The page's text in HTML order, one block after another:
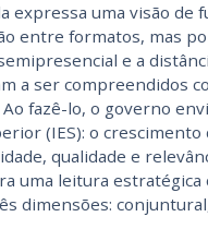
expressa uma visão de
entre formatos, mas
e a
a ser compreendidos
fazê-lo, o governo
(IES): o crescimento
qualidade e
uma leitura estratégica
dimensões: